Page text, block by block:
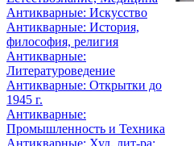
Антикварные: Искусство
Антикварные: История,
философия, религия
Антикварные:
Литературоведение
Антикварные: Открытки до
1945 г.
Антикварные:
Промышленность и Техника
Антикварные: Худ. лит-ра: